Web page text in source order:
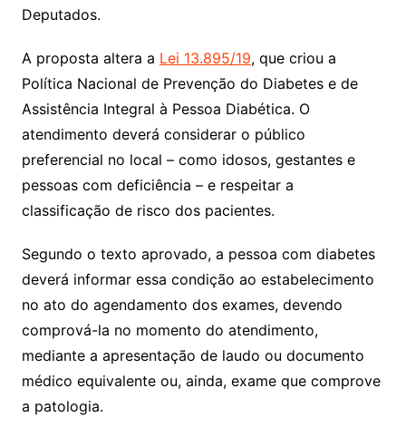
Deputados.
A proposta altera a Lei 13.895/19, que criou a
Política Nacional de Prevenção do Diabetes e de
Assistência Integral à Pessoa Diabética. O
atendimento deverá considerar o público
preferencial no local – como idosos, gestantes e
pessoas com deficiência – e respeitar a
classificação de risco dos pacientes.
Segundo o texto aprovado, a pessoa com diabetes
deverá informar essa condição ao estabelecimento
no ato do agendamento dos exames, devendo
comprová-la no momento do atendimento,
mediante a apresentação de laudo ou documento
médico equivalente ou, ainda, exame que comprove
a patologia.